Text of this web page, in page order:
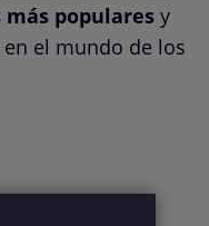
populares y
el mundo de los